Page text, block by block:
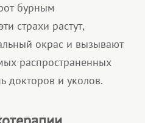
бурным
страхи растут,
окрас и вызывают
распространенных
докторов и уколов.